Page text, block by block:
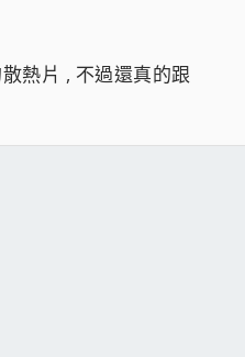
熱片 , 不過還真的跟